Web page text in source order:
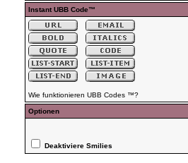
Instant UBB Code™
Wie funktionieren UBB Codes ™?
Optionen
Deaktiviere Smilies